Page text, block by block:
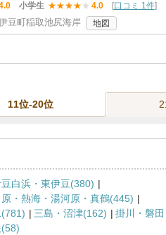
小学生 ★★★★ ★ 4.0 [口コミ 1件]
豆町稲取池尻海岸 地図
11位-20位
白浜・東伊豆(380)
・熱海・湯河原・真鶴(445)
三島・沼津(162)
掛川・磐